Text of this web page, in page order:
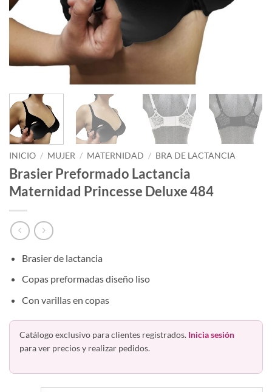
INICIO / MUJER / MATERNIDAD / BRA DE LACTANCIA
Brasier Preformado Lactancia
Maternidad Princesse Deluxe 484
Brasier de lactancia
Copas preformadas diseño liso
Con varillas en copas
Catálogo exclusivo para clientes registrados. Inicia sesión
para ver precios y realizar pedidos.